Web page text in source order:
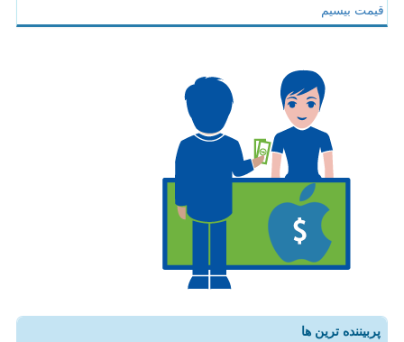
قیمت بیسیم
پربیننده ترین ها